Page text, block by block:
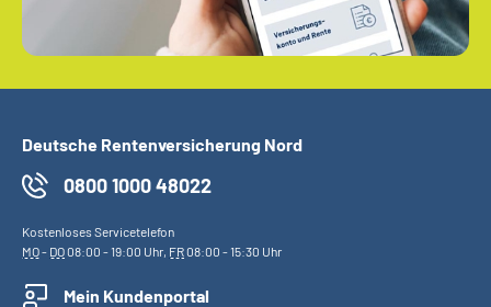
Deutsche Rentenversicherung Nord
0800 1000 48022
Kostenloses Servicetelefon
MO- DO08:00 - 19:00 Uhr, FR08:00 - 15:30 Uhr
Mein Kundenportal